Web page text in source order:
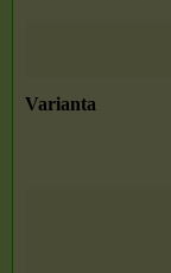
Varianta